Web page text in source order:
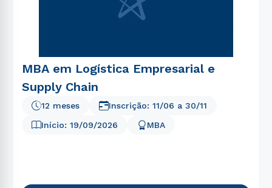
MBA em Logística Empresarial e
Supply Chain
12 meses
Início: 19/09/2026 MBA
Inscrição: 11/06 a 30/11